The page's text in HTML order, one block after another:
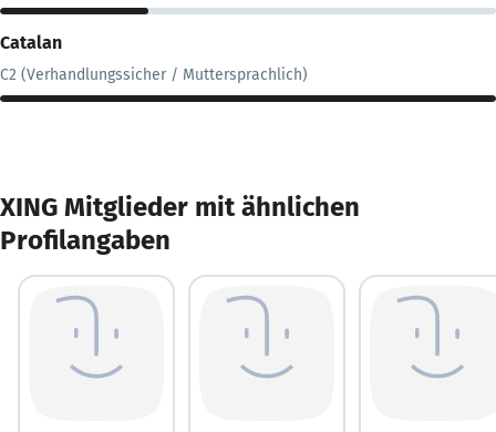
Catalan
C2 (Verhandlungssicher / Muttersprachlich)
XING Mitglieder mit ähnlichen
Profilangaben